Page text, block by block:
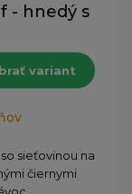
- hnedý s
variant
sieťovinou na
čiernymi